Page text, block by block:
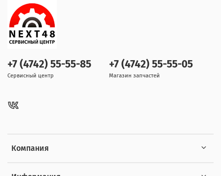
Компания
+7 (4742) 55-55-85
Сервисный центр
+7 (4742) 55-55-05
Магазин запчастей